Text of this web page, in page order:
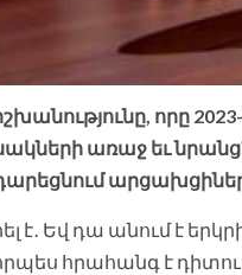
որը
առաջ եւ
Եվ դա անում է
հրահանգ է